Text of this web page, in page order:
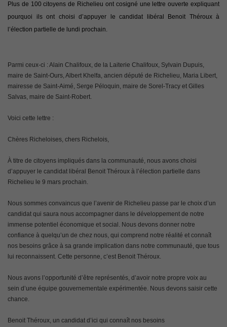
Plus de 100 citoyens de Richelieu ont cosigné une lettre ouverte expliquant
pourquoi ils ont choisi d’appuyer le candidat libéral Benoit Théroux à
l’élection partielle de lundi prochain.
Parmi ceux-ci : Alain Chalifoux, de la Laiterie Chalifoux, Sylvain Dupuis,
maire de Saint-Ours, Albert Khelfa, ancien député de Richelieu, Maria Libert,
mairesse de Saint-Aimé, Serge Péloquin, maire de Sorel-Tracy et Gilles
Salvas, maire de Saint-Robert.
Voici cette lettre :
Chères Richeloises, chers Richelois,
À titre de citoyens impliqués dans la communauté, nous avons choisi
d’appuyer le candidat libéral Benoit Théroux à l’élection partielle dans
Richelieu le 9 mars prochain.
Nous sommes convaincus que l’avenir de Richelieu passe par le choix d’un
candidat qui saura nous accompagner dans le développement de notre
immense potentiel économique et social. Nous devons donner notre
confiance à quelqu’un de chez nous, qui comprend notre réalité et connaît
nos besoins grâce à sa grande implication dans notre communauté, que tous
lui reconnaissent. Cette personne, c’est Benoit Théroux.
Nous avons l’opportunité d’être représentés, d’avoir notre propre voix au
sein d’une équipe gouvernementale expérimentée. Nous devons saisir cette
chance.
Benoit Théroux, un candidat d’ici qui connaît nos besoins